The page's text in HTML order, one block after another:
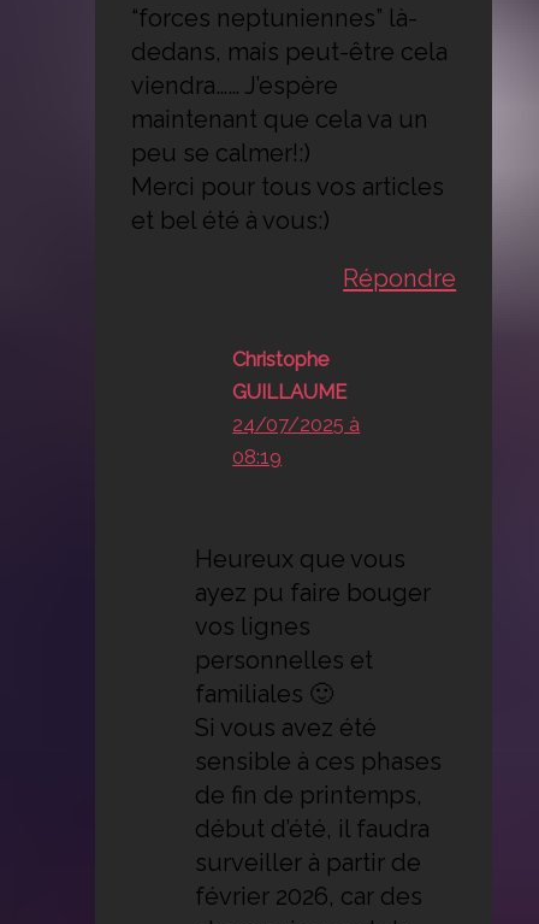
“forces neptuniennes” là-
dedans, mais peut-être cela
viendra…… J’espère
maintenant que cela va un
peu se calmer!:)
Merci pour tous vos articles
et bel été à vous:)
Répondre
Christophe
GUILLAUME
24/07/2025 à
08:19
Heureux que vous
ayez pu faire bouger
vos lignes
personnelles et
familiales 🙂
Si vous avez été
sensible à ces phases
de fin de printemps,
début d’été, il faudra
surveiller à partir de
février 2026, car des